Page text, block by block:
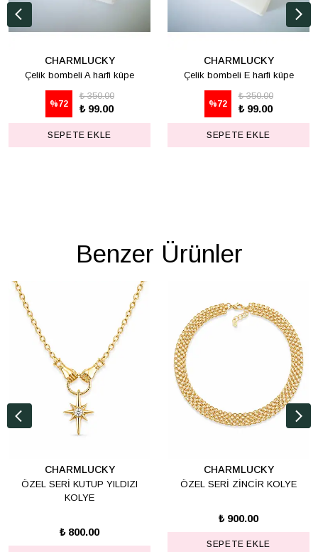
CHARMLUCKY
Çelik bombeli A harfi küpe
%72
₺ 350.00
₺ 99.00
SEPETE EKLE
CHARMLUCKY
Çelik bombeli E harfi küpe
%72
₺ 350.00
₺ 99.00
SEPETE EKLE
Benzer Ürünler
CHARMLUCKY
ÖZEL SERİ KUTUP YILDIZI
KOLYE
₺ 800.00
CHARMLUCKY
ÖZEL SERİ ZİNCİR KOLYE
₺ 900.00
SEPETE EKLE